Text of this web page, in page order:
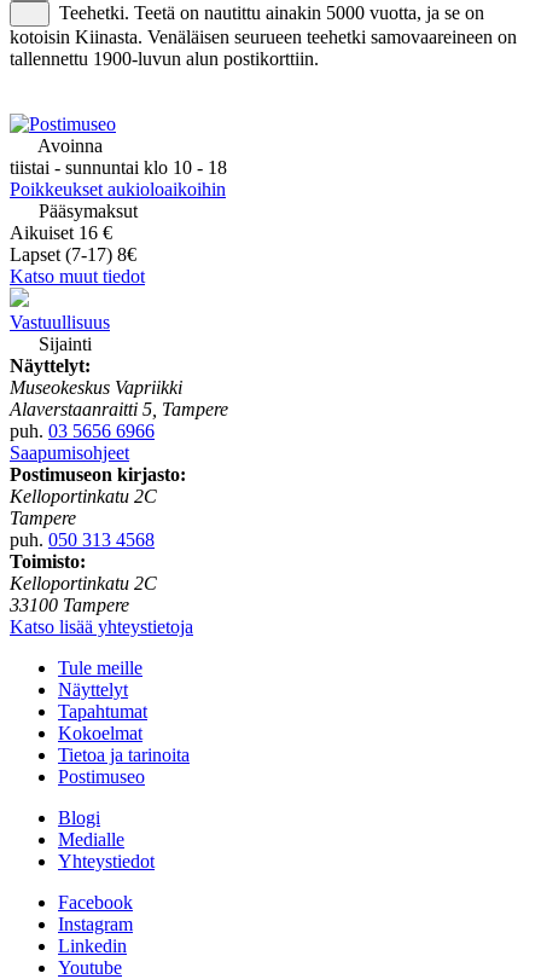
Teehetki. Teetä on nautittu ainakin 5000 vuotta, ja se on
kotoisin Kiinasta. Venäläisen seurueen teehetki samovaareineen on
tallennettu 1900-luvun alun postikorttiin.
Avoinna
tiistai - sunnuntai klo 10 - 18
Poikkeukset aukioloaikoihin
Pääsymaksut
Aikuiset 16 €
Lapset (7-17) 8€
Katso muut tiedot
Vastuullisuus
Sijainti
Näyttelyt:
Museokeskus Vapriikki
Alaverstaanraitti 5, Tampere
puh. 03 5656 6966
Saapumisohjeet
Postimuseon kirjasto:
Kelloportinkatu 2C
Tampere
puh. 050 313 4568
Toimisto:
Kelloportinkatu 2C
33100 Tampere
Katso lisää yhteystietoja
Tule meille
Näyttelyt
Tapahtumat
Kokoelmat
Tietoa ja tarinoita
Postimuseo
Blogi
Medialle
Yhteystiedot
Facebook
Instagram
Linkedin
Youtube